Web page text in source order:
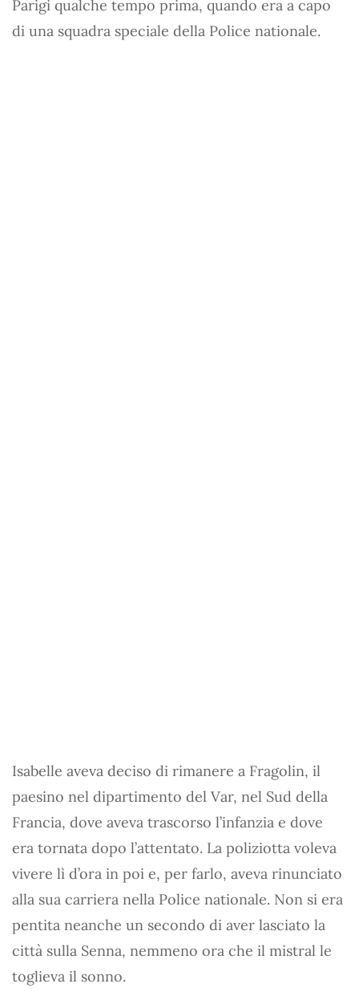
Parigi qualche tempo prima, quando era a capo
di una squadra speciale della Police nationale.
Isabelle aveva deciso di rimanere a Fragolin, il
paesino nel dipartimento del Var, nel Sud della
Francia, dove aveva trascorso l’infanzia e dove
era tornata dopo l’attentato. La poliziotta voleva
vivere lì d’ora in poi e, per farlo, aveva rinunciato
alla sua carriera nella Police nationale. Non si era
pentita neanche un secondo di aver lasciato la
città sulla Senna, nemmeno ora che il mistral le
toglieva il sonno.